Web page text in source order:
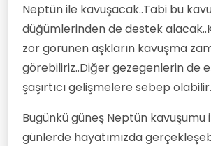
Neptün ile kavuşacak..Tabi bu
düğümlerinden de destek
zor görünen aşkların kavuşma
görebiliriz..Diğer gezegenlerin de
şaşırtıcı gelişmelere sebep olabilir.
Bugünkü güneş Neptün kavuşumu
günlerde hayatımızda